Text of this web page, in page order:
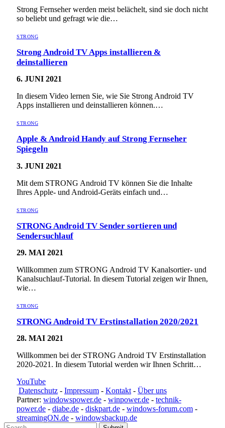
Strong Fernseher werden meist belächelt, sind sie doch nicht
so beliebt und gefragt wie die…
STRONG
Strong Android TV Apps installieren &
deinstallieren
6. JUNI 2021
In diesem Video lernen Sie, wie Sie Strong Android TV
Apps installieren und deinstallieren können.…
STRONG
Apple & Android Handy auf Strong Fernseher
Spiegeln
3. JUNI 2021
Mit dem STRONG Android TV können Sie die Inhalte
Ihres Apple- und Android-Geräts einfach und…
STRONG
STRONG Android TV Sender sortieren und
Sendersuchlauf
29. MAI 2021
Willkommen zum STRONG Android TV Kanalsortier- und
Kanalsuchlauf-Tutorial. In diesem Tutorial zeigen wir Ihnen,
wie…
STRONG
STRONG Android TV Erstinstallation 2020/2021
28. MAI 2021
Willkommen bei der STRONG Android TV Erstinstallation
2020-2021. In diesem Tutorial werden wir Ihnen Schritt…
YouTube
Datenschutz - Impressum - Kontakt - Über uns
Partner: windowspower.de - winpower.de - technik-
power.de - diabe.de - diskpart.de - windows-forum.com -
streamingON.de - windowsbackup.de